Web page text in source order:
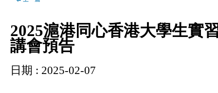
2025滬港同心香港大學生實
講會預告
日期 : 2025-02-07